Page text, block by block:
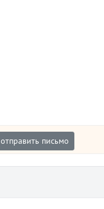
отправить письмо